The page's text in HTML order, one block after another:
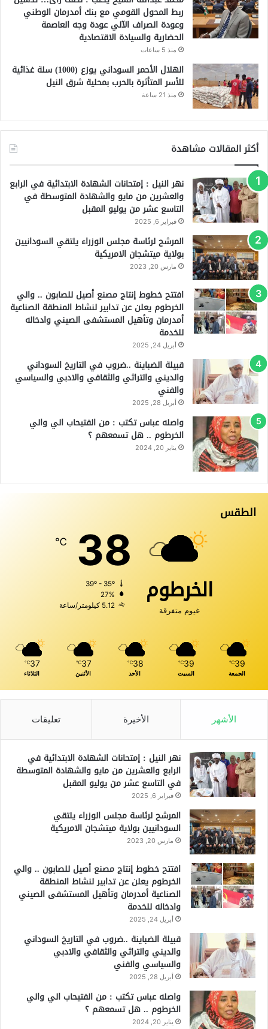
ربط المحول القومي مع بنك أمدرمان الوطني
وعودة الصراف الآلي عودة وجه العاصمة
الحضارية والسيادة الاقتصادية
منذ 5 ساعات
الهلال الأحمر السوداني يوزع (1000) سلة غذائية
للأسر المتأثرة بالحرب بمحلية شرق النيل
منذ 21 ساعة
أكثر المقالات مشاهدة
نهر النيل : إمتحانات الشهادة الابتدائية في الرابع
والعشرين من مايو والشهادة المتوسطة في
التاسع عشر من يوليو المقبل
فبراير 6, 2025
المرشح لرئاسة مجلس الوزراء يلتقي السودانيين
بولاية ميتشجان الامريكية
مارس 20, 2023
افتتح خطوط إنتاج مصنع أصيل للصابون .. والي
الخرطوم يعلن عن تدابير لنشاط المنطقة الصناعية
أمدرمان وتأهيل المستشفى الصيني وادخاله
للخدمة
أبريل 24, 2025
قبيلة الضباينة ..ضروب في التاريخ السوداني
والديني والتراثي والثقافي والادبي والسياسي
والفني
أبريل 28, 2025
واصله عباس تكتب : من الفتيحاب الي والي
الخرطوم .. هل تسمعهم ؟
يناير 20, 2024
الطقس
الخرطوم
غيوم متفرقة
38
℃
27%
5.12 كيلومتر/ساعة
39
℃
الجمعة
39
℃
السبت
38
℃
الأحد
37
℃
الأثنين
37
℃
الثلاثاء
الأشهر الأخيرة تعليقات
نهر النيل : إمتحانات الشهادة الابتدائية في
الرابع والعشرين من مايو والشهادة المتوسطة
في التاسع عشر من يوليو المقبل
فبراير 6, 2025
المرشح لرئاسة مجلس الوزراء يلتقي
السودانيين بولاية ميتشجان الامريكية
مارس 20, 2023
افتتح خطوط إنتاج مصنع أصيل للصابون .. والي
الخرطوم يعلن عن تدابير لنشاط المنطقة
الصناعية أمدرمان وتأهيل المستشفى الصيني
وادخاله للخدمة
أبريل 24, 2025
قبيلة الضباينة ..ضروب في التاريخ السوداني
والديني والتراثي والثقافي والادبي
والسياسي والفني
أبريل 28, 2025
واصله عباس تكتب : من الفتيحاب الي والي
الخرطوم .. هل تسمعهم ؟
يناير 20, 2024